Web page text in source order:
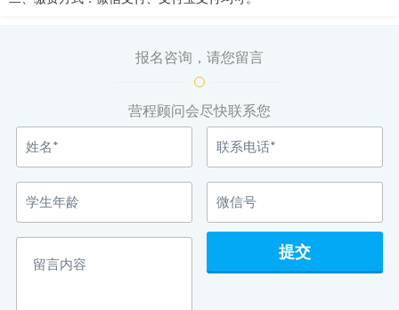
报名咨询，请您留言
营程顾问会尽快联系您